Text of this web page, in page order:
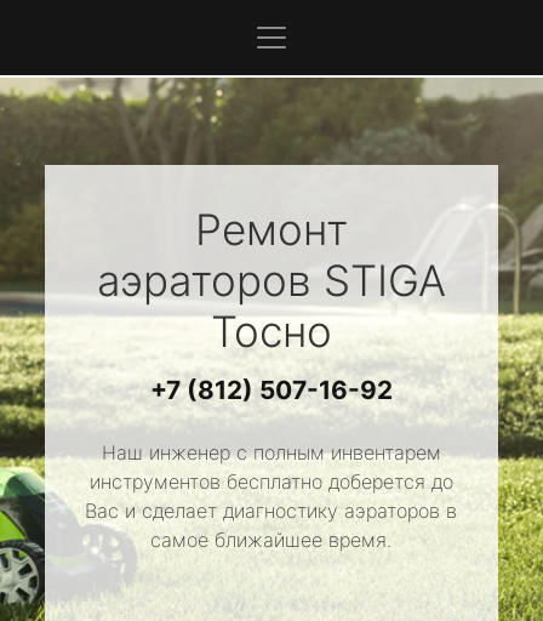
Ремонт
аэраторов STIGA
Тосно
+7 (812) 507-16-92
Наш инженер с полным инвентарем
инструментов бесплатно доберется до
Вас и сделает диагностику аэраторов в
самое ближайшее время.